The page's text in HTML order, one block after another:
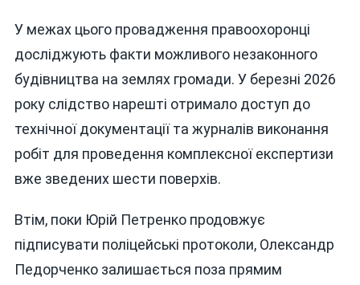
У межах цього провадження правоохоронці
досліджують факти можливого незаконного
будівництва на землях громади. У березні 2026
року слідство нарешті отримало доступ до
технічної документації та журналів виконання
робіт для проведення комплексної експертизи
вже зведених шести поверхів.
Втім, поки Юрій Петренко продовжує
підписувати поліцейські протоколи, Олександр
Педорченко залишається поза прямим